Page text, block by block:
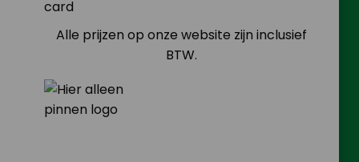
Alle prijzen op onze website zijn inclusief
BTW.